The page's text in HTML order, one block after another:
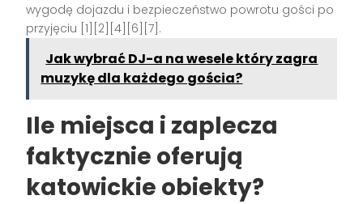
wygodę dojazdu i bezpieczeństwo powrotu gości po
przyjęciu [1][2][4][6][7].
Jak wybrać DJ-a na wesele który zagra
muzykę dla każdego gościa?
Ile miejsca i zaplecza
faktycznie oferują
katowickie obiekty?